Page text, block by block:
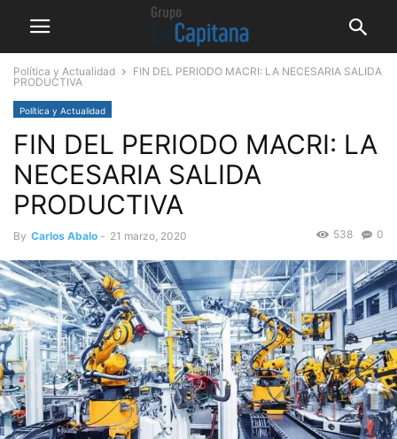
Política y Actualidad
FIN DEL PERIODO MACRI: LA NECESARIA SALIDA
PRODUCTIVA
Política y Actualidad
FIN DEL PERIODO MACRI: LA
NECESARIA SALIDA
PRODUCTIVA
By Carlos Abalo - 21 marzo, 2020 0
538